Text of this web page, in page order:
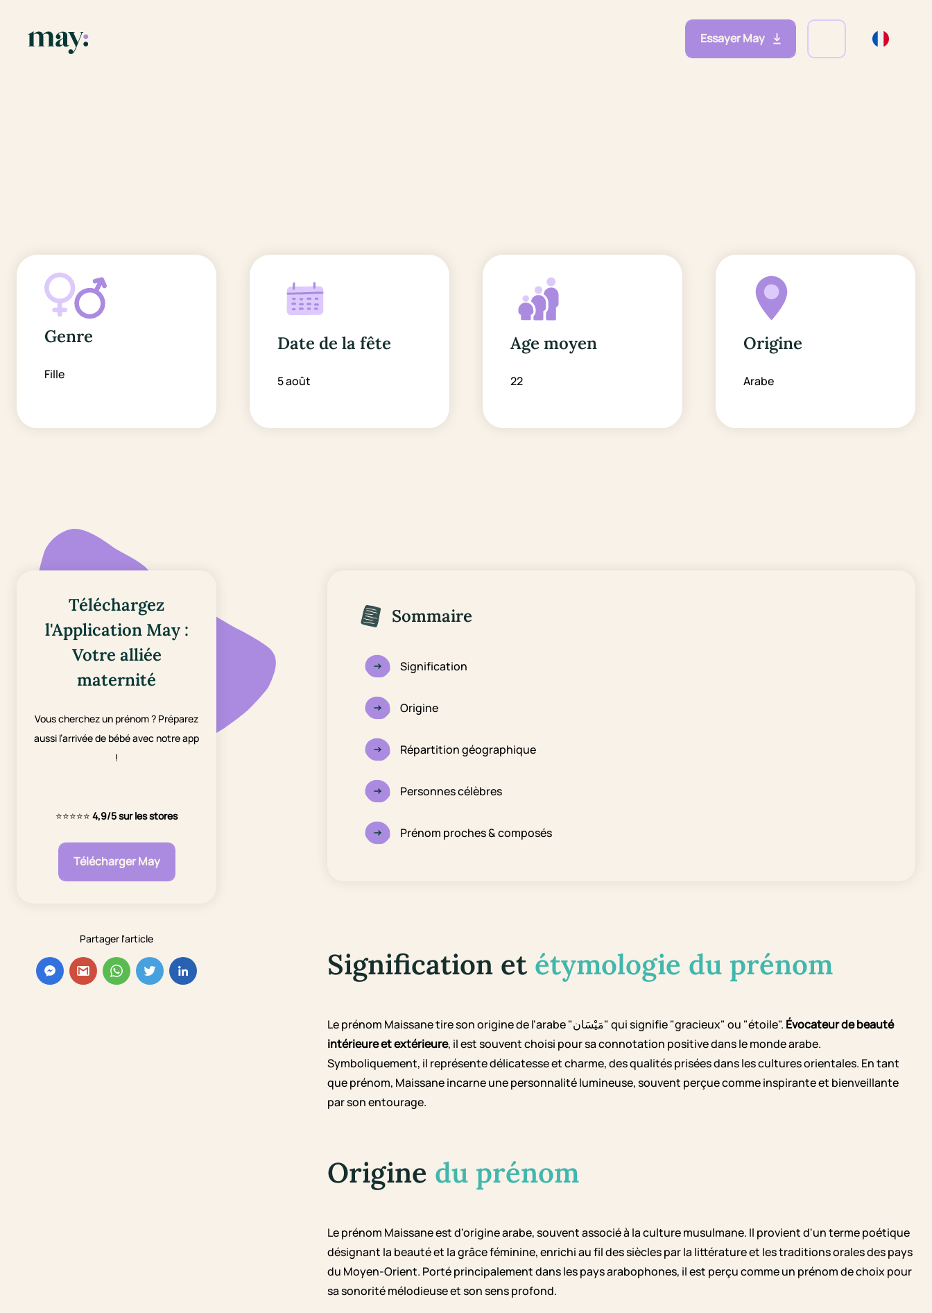
Essayer May
Genre
Fille
Date de la fête
5 août
Age moyen
22
Origine
Arabe
Téléchargez
l'Application May :
Votre alliée
maternité
Vous cherchez un prénom ? Préparez
aussi l’arrivée de bébé avec notre app
!
⭐⭐⭐⭐⭐ 4,9/5 sur les stores
Télécharger May
Partager l'article
Sommaire
Signification
Origine
Répartition géographique
Personnes célèbres
Prénom proches & composés
Signification et étymologie du prénom
Le prénom Maissane tire son origine de l'arabe "مَيْسَان" qui signifie "gracieux" ou "étoile". Évocateur de beauté
intérieure et extérieure, il est souvent choisi pour sa connotation positive dans le monde arabe.
Symboliquement, il représente délicatesse et charme, des qualités prisées dans les cultures orientales. En tant
que prénom, Maissane incarne une personnalité lumineuse, souvent perçue comme inspirante et bienveillante
par son entourage.
Origine du prénom
Le prénom Maissane est d'origine arabe, souvent associé à la culture musulmane. Il provient d'un terme poétique
désignant la beauté et la grâce féminine, enrichi au fil des siècles par la littérature et les traditions orales des pays
du Moyen-Orient. Porté principalement dans les pays arabophones, il est perçu comme un prénom de choix pour
sa sonorité mélodieuse et son sens profond.